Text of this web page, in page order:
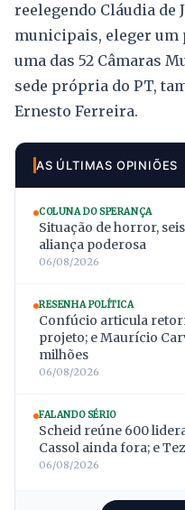
reelegendo Cláudia de
municipais, eleger um
uma das 52 Câmaras
sede própria do PT,
Ernesto Ferreira.
AS ÚLTIMAS OPINIÕES
COLUNA DO SPERANÇA
Situação de horror,
aliança poderosa
06/08/2026
RESENHA POLÍTICA
Confúcio articula
projeto; e Maurício
milhões
06/08/2026
FALANDO SÉRIO
Scheid reúne 600
Cassol ainda fora; e
06/08/2026